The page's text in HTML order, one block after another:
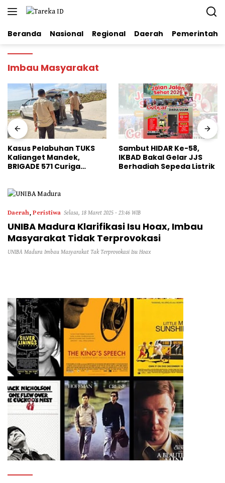
Langsung
Beranda Nasional Regional Daerah
Imbau Masyarakat
Kasus Pelabuhan TUKS
Kalianget Mandek,
BRIGADE 571 Curiga
Sambut HIDAR Ke-58,
IKBAD Bakal Gelar JJS
Berhadiah Sepeda Listrik
Daerah, Peristiwa Selasa, 18 Maret 2025 - 23:46 WIB
UNIBA Madura Klarifikasi Isu Hoax, Imbau
Masyarakat Tidak Terprovokasi
UNIBA Madura Imbau Masyarakat Tak Terprovokasi Isu Hoax